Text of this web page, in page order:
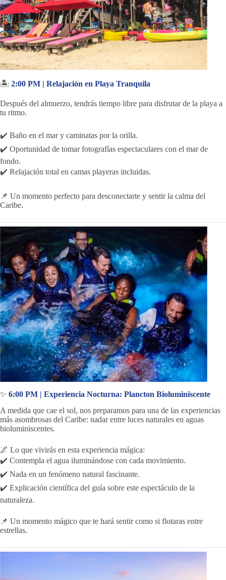
🏝️ 2:00 PM | Relajación en Playa Tranquila
Después del almuerzo, tendrás tiempo libre para disfrutar de la playa a
tu ritmo.
✔️ Baño en el mar y caminatas por la orilla.
✔️ Oportunidad de tomar fotografías espectaculares con el mar de
fondo.
✔️ Relajación total en camas playeras incluidas.
📌 Un momento perfecto para desconectarte y sentir la calma del
Caribe.
✨ 6:00 PM | Experiencia Nocturna: Plancton Bioluminiscente
A medida que cae el sol, nos preparamos para una de las experiencias
más asombrosas del Caribe: nadar entre luces naturales en aguas
bioluminiscentes.
🌌 Lo que vivirás en esta experiencia mágica:
✔️ Contempla el agua iluminándose con cada movimiento.
✔️ Nada en un fenómeno natural fascinante.
✔️ Explicación científica del guía sobre este espectáculo de la
naturaleza.
📌 Un momento mágico que te hará sentir como si flotaras entre
estrellas.